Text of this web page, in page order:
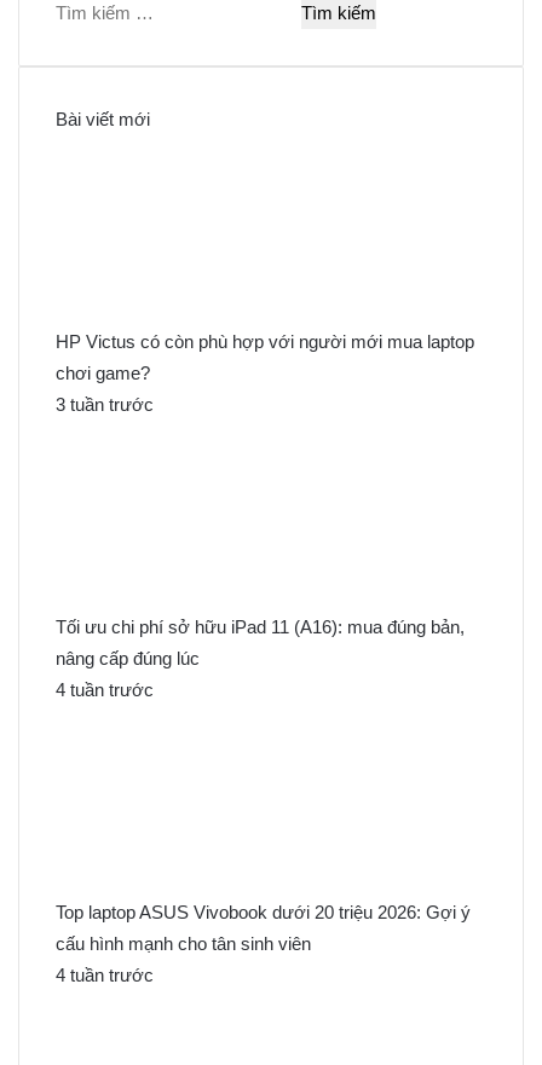
T
Bài viết mới
HP Victus có còn phù hợp với người mới mua laptop
chơi game?
3 tuần trước
Tối ưu chi phí sở hữu iPad 11 (A16): mua đúng bản,
nâng cấp đúng lúc
4 tuần trước
Top laptop ASUS Vivobook dưới 20 triệu 2026: Gợi ý
cấu hình mạnh cho tân sinh viên
4 tuần trước